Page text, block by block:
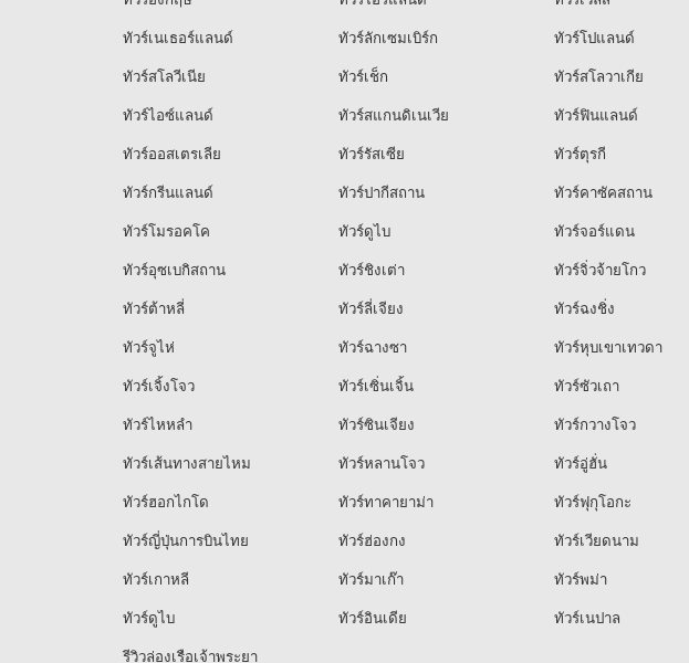
ทัวร์เนเธอร์แลนด์
ทัวร์ลักเซมเบิร์ก ทัวร์โปแลนด์
ทัวร์สโลวีเนีย
ทัวร์เช็ก ทัวร์สโลวาเกีย
ทัวร์ไอซ์แลนด์
ทัวร์สแกนดิเนเวีย ทัวร์ฟินแลนด์
ทัวร์ออสเตรเลีย
ทัวร์รัสเซีย ทัวร์ตุรกี
ทัวร์กรีนแลนด์
ทัวร์ปากีสถาน ทัวร์คาซัคสถาน
ทัวร์โมรอคโค
ทัวร์ดูไบ ทัวร์จอร์แดน
ทัวร์อุซเบกิสถาน
ทัวร์ชิงเต่า ทัวร์จิ่วจ้ายโกว
ทัวร์ต้าหลี่
ทัวร์ลี่เจียง ทัวร์ฉงชิ่ง
ทัวร์จูไห่
ทัวร์ฉางซา ทัวร์หุบเขาเทวดา
ทัวร์เจิ้งโจว
ทัวร์เซิ่นเจิ้น ทัวร์ซัวเถา
ทัวร์ไหหลำ
ทัวร์ซินเจียง ทัวร์กวางโจว
ทัวร์เส้นทางสายไหม
ทัวร์หลานโจว ทัวร์อู่ฮั่น
ทัวร์ฮอกไกโด
ทัวร์ทาคายาม่า ทัวร์ฟุกุโอกะ
ทัวร์ญี่ปุ่นการบินไทย
ทัวร์ฮ่องกง ทัวร์เวียดนาม
ทัวร์เกาหลี
ทัวร์มาเก๊า ทัวร์พม่า
ทัวร์ดูไบ
ทัวร์อินเดีย ทัวร์เนปาล
รีวิวล่องเรือเจ้าพระยา